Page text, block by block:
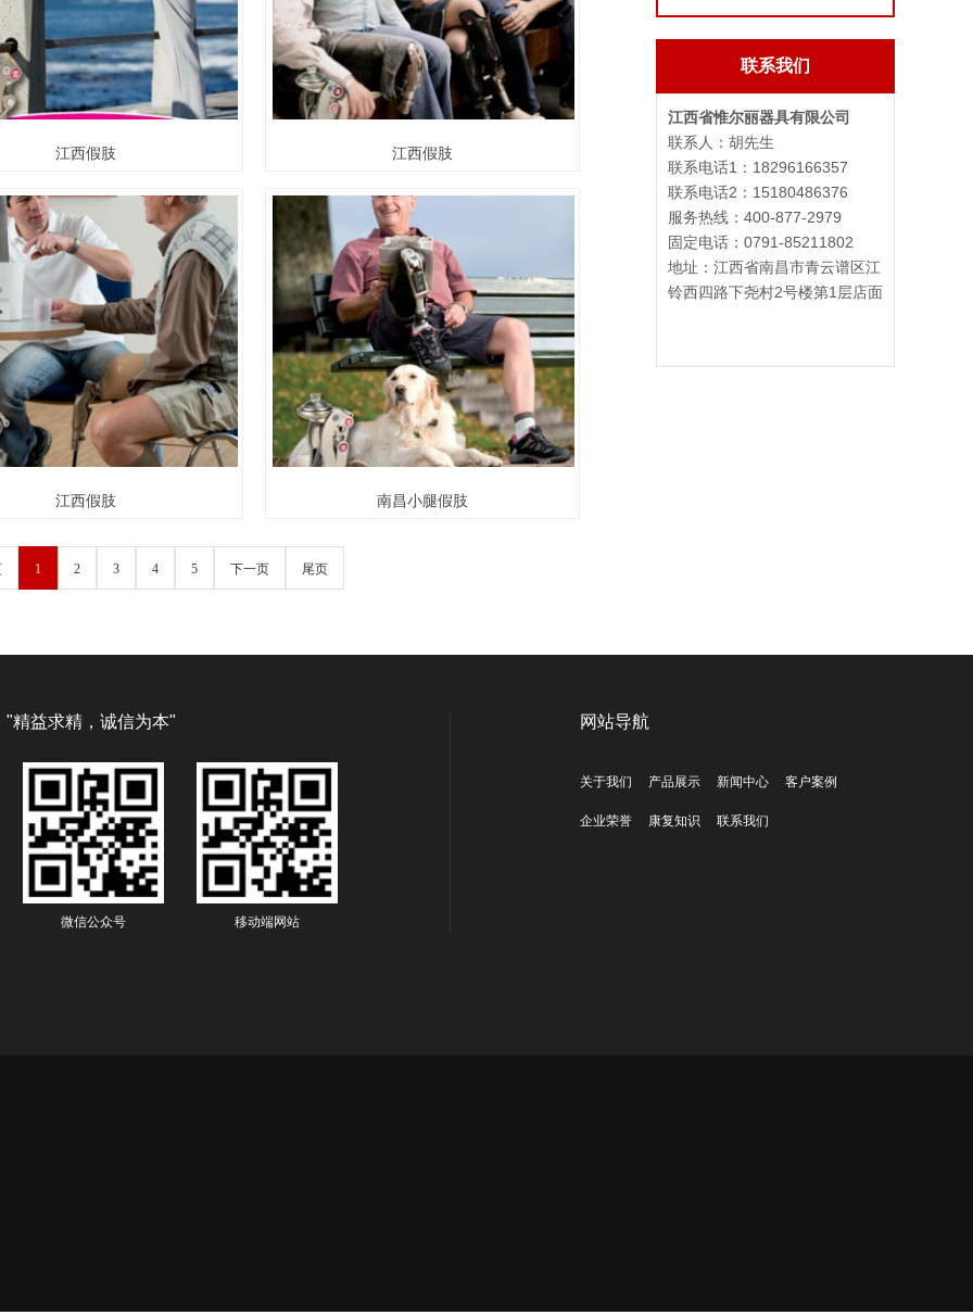
江西假肢 江西假肢
江西假肢 南昌小腿假肢
1 2 3 4 5 下一页 尾页
联系我们
江西省惟尔丽器具有限公司
联系人：胡先生
联系电话1：18296166357
联系电话2：15180486376
服务热线：400-877-2979
固定电话：0791-85211802
地址： 江西省南昌市青云谱区江
铃西四路下尧村2号楼第1层店面
"精益求精，诚信为本"
微信公众号 移动端网站
网站导航
关于我们 产品展示 新闻中心 客户案例
企业荣誉 康复知识 联系我们